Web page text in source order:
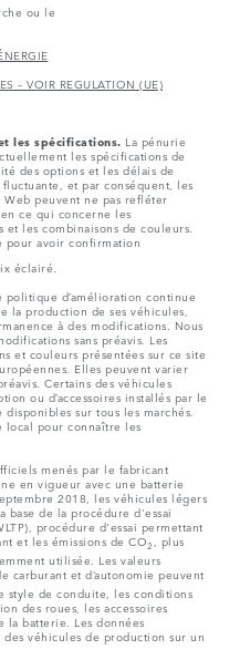
ou le
– VOIR REGULATION (UE)
les spécifications. La pénurie
les spécifications de
des options et les délais de
et par conséquent, les
peuvent ne pas refléter
ce qui concerne les
les combinaisons de couleurs.
pour avoir confirmation
éclairé.
d’amélioration continue
la production de ses véhicules,
à des modifications. Nous
sans préavis. Les
et couleurs présentées sur ce site
Elles peuvent varier
Certains des véhicules
ou d’accessoires installés par le
sur tous les marchés.
local pour connaître les
menés par le fabricant
en vigueur avec une batterie
2018, les véhicules légers
base de la procédure d'essai
procédure d'essai permettant
et les émissions de CO2
, plus
utilisée. Les valeurs
carburant et d’autonomie peuvent
style de conduite, les conditions
des roues, les accessoires
la batterie. Les données
des véhicules de production sur un